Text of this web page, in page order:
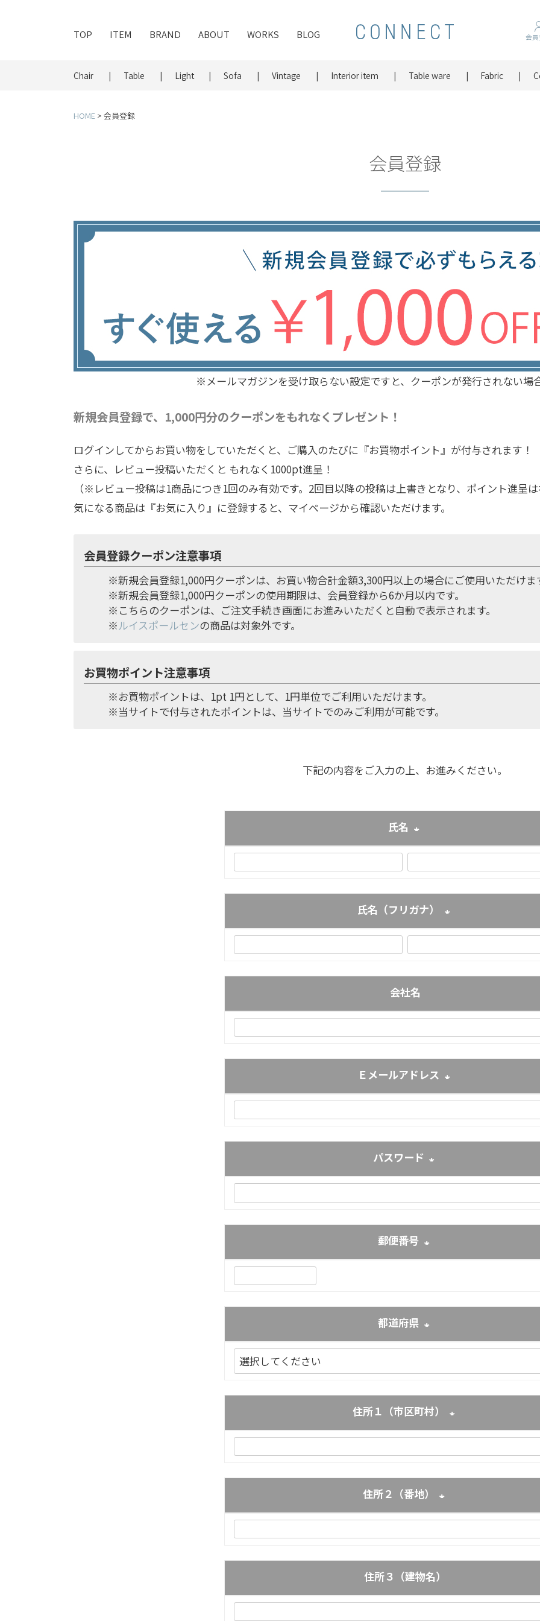
TOP ITEM BRAND ABOUT WORKS BLOG 会
Chair Table Light Sofa Vintage Interior item Table ware Fabric
HOME 会員登録
会員登録
※メールマガジンを受け取らない設定ですと、クーポンが発行されない場
新規会員登録で、1,000円分のクーポンをもれなくプレゼント！
ログインしてからお買い物をしていただくと、ご購入のたびに『お買物ポイント』が付与されます！
さらに、レビュー投稿いただくと もれなく1000pt進呈！
（※レビュー投稿は1商品につき1回のみ有効です。2回目以降の投稿は上書きとなり、ポイント進呈
気になる商品は『お気に入り』に登録すると、マイページから確認いただけます。
会員登録クーポン注意事項
※新規会員登録1,000円クーポンは、お買い物合計金額3,300円以上の場合にご使用いただけま
※新規会員登録1,000円クーポンの使用期限は、会員登録から6か月以内です。
※こちらのクーポンは、ご注文手続き画面にお進みいただくと自動で表示されます。
※ルイスポールセンの商品は対象外です。
お買物ポイント注意事項
※お買物ポイントは、1pt 1円として、1円単位でご利用いただけます。
※当サイトで付与されたポイントは、当サイトでのみご利用が可能です。
下記の内容をご入力の上、お進みください。
氏名
(必須)
氏名（フリガナ）
(必須)
会社名
Ｅメールアドレス
(必須)
パスワード
(必須)
郵便番号
都道府県
(必須)
住所１（市区町村）
(必須)
住所２（番地）
(必須)
住所３（建物名）